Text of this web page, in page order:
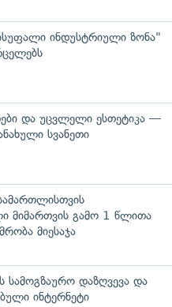
ინდუსტრიული ზონა"
და უცვლელი ესთეტიკა —
სვანეთი
მიმართვის გამო 1 წლითა
მიესაჯა
სამოგზაურო დაზღვევა და
ინტერნეტი